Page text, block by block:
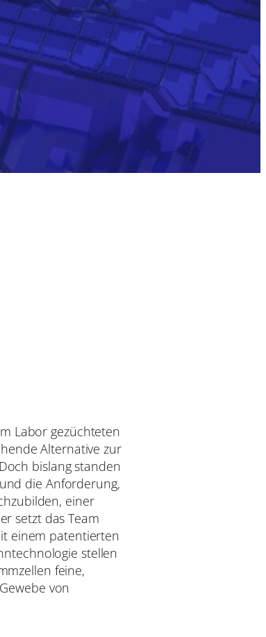
Labor gezüchteten
Alternative zur
bislang standen
die Anforderung,
einer
setzt das Team
einem patentierten
stellen
feine,
von